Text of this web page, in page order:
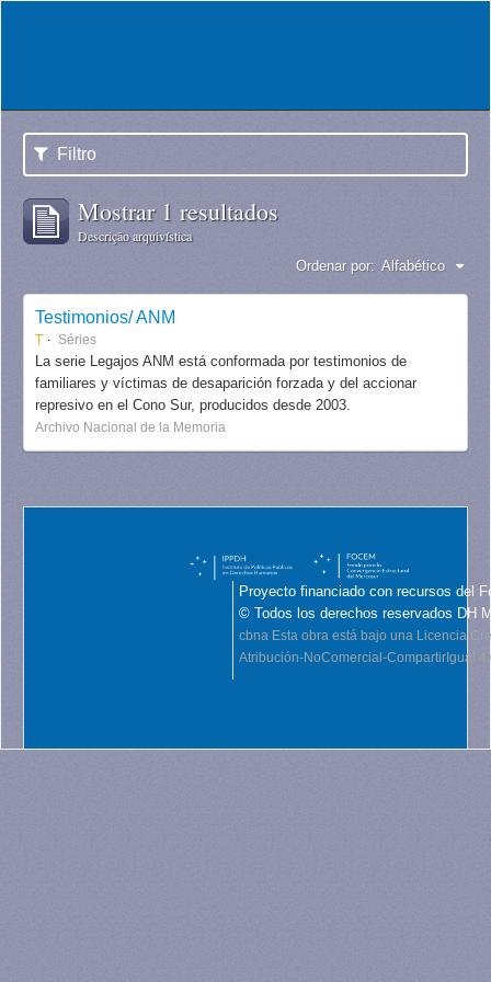
Filtro
Mostrar 1 resultados
Descrição arquivística
Ordenar por: Alfabético
Testimonios/ ANM
T Séries
La serie Legajos ANM está conformada por testimonios de
familiares y víctimas de desaparición forzada y del accionar
represivo en el Cono Sur, producidos desde 2003.
Archivo Nacional de la Memoria
Proyecto financiado con recursos del
© Todos los derechos reservados DH
cbna Esta obra está bajo una Licencia
Atribución-NoComercial-CompartirIgual